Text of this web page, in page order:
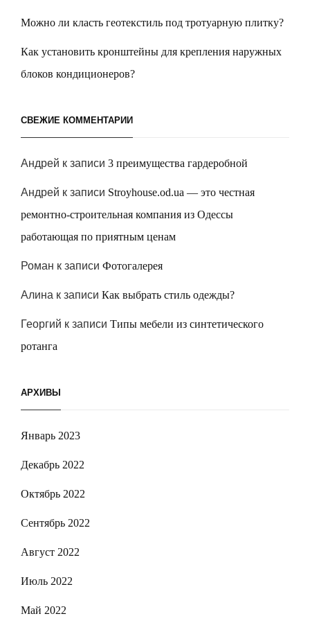
Можно ли класть геотекстиль под тротуарную плитку?
Как установить кронштейны для крепления наружных
блоков кондиционеров?
СВЕЖИЕ КОММЕНТАРИИ
Андрей к записи 3 преимущества гардеробной
Андрей к записи Stroyhouse.od.ua — это честная
ремонтно-строительная компания из Одессы
работающая по приятным ценам
Роман к записи Фотогалерея
Алина к записи Как выбрать стиль одежды?
Георгий к записи Типы мебели из синтетического
ротанга
АРХИВЫ
Январь 2023
Декабрь 2022
Октябрь 2022
Сентябрь 2022
Август 2022
Июль 2022
Май 2022